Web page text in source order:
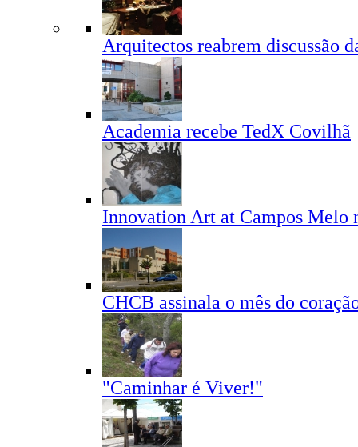
Arquitectos reabrem discussão
Academia recebe TedX Covilhã
Innovation Art at Campos Melo
CHCB assinala o mês do
"Caminhar é Viver!"